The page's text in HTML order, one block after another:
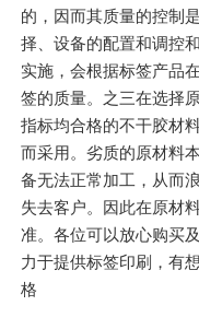
的，因而其质量的控制
择、设备的配置和调控
实施，会根据标签产品
签的质量。之三在选择
指标均合格的不干胶材
而采用。劣质的原材料
备无法正常加工，从而
失去客户。因此在原材
准。各位可以放心购买
力于提供标签印刷，有
格